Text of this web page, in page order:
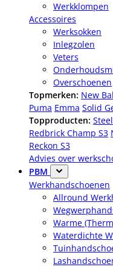
Werkklompen
Accessoires
Werksokken
Inlegzolen
Veters
Overschoenen
Topmerken: New
Puma Emma Solid
Topproducten:
Redbrick Champ S3
Reckon S3
Advies over
PBM
Werkhandschoenen
Allround
Warme
Waterdichte